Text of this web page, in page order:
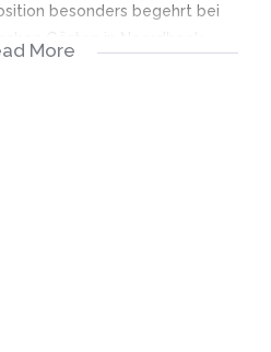
besonders begehrt bei
More